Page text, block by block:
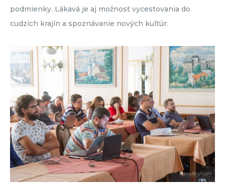
podmienky. Lákavá je aj možnosť vycestovania do
cudzích krajín a spoznávanie nových kultúr.